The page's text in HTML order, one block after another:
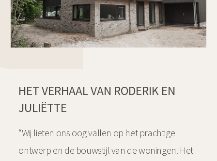
HET VERHAAL VAN RODERIK EN
JULIËTTE
“Wij lieten ons oog vallen op het prachtige
ontwerp en de bouwstijl van de woningen. Het